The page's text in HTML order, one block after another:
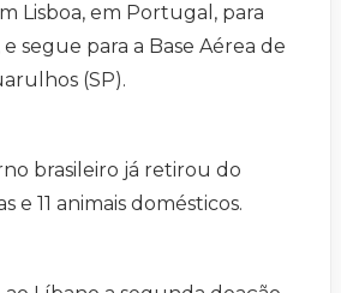
Lisboa, em Portugal, para
segue para a Base Aérea de
(SP).
brasileiro já retirou do
e 11 animais domésticos.